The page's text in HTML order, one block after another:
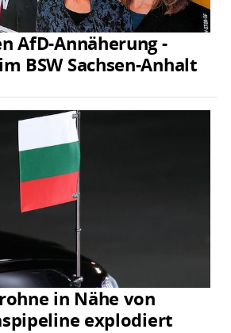
AfD-Annäherung -
BSW Sachsen-Anhalt
in Nähe von
explodiert